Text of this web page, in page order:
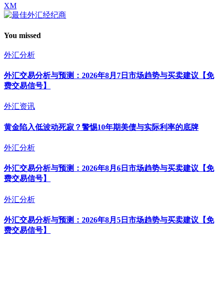
XM
You missed
外汇分析
外汇交易分析与预测：2026年8月7日市场趋势与买卖建议【免
费交易信号】
外汇资讯
黄金陷入低波动死寂？警惕10年期美债与实际利率的底牌
外汇分析
外汇交易分析与预测：2026年8月6日市场趋势与买卖建议【免
费交易信号】
外汇分析
外汇交易分析与预测：2026年8月5日市场趋势与买卖建议【免
费交易信号】